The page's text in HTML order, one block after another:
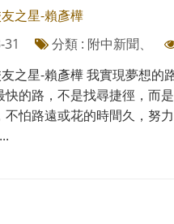
之星-賴彥樺
31
分類 : 附中新聞、
之星-賴彥樺 我實現夢想的
的路，不是找尋捷徑，而
不怕路遠或花的時間久，努